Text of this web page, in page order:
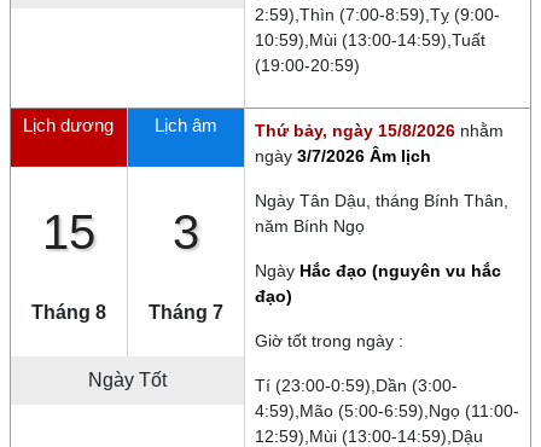
2:59),Thìn (7:00-8:59),Tỵ (9:00-
10:59),Mùi (13:00-14:59),Tuất
(19:00-20:59)
Lịch dương
15
Tháng 8
Lịch âm
3
Tháng 7
Ngày Tốt
Thứ bảy, ngày 15/8/2026 nhằm
ngày 3/7/2026 Âm lịch
Ngày Tân Dậu , tháng Bính Thân
năm Bính Ngọ
Ngày Hắc đạo (nguyên vu hắc
đạo)
Giờ tốt trong ngày :
Tí (23:00-0:59),Dần (3:00-
4:59),Mão (5:00-6:59),Ngọ (11:00-
12:59),Mùi (13:00-14:59),Dậu